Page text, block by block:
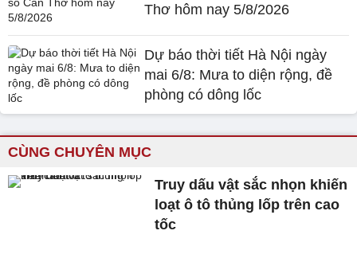
Thơ hôm nay 5/8/2026
Dự báo thời tiết Hà Nội ngày
mai 6/8: Mưa to diện rộng, đề
phòng có dông lốc
CÙNG CHUYÊN MỤC
Truy dấu vật sắc nhọn khiến
loạt ô tô thủng lốp trên cao
tốc